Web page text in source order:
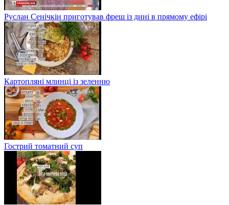
Руслан Сенічкін приготував фреш із дині в прямому ефірі
Картопляні млинці із зеленню
Гострий томатний суп